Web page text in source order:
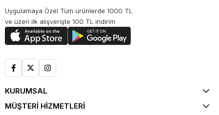
Uygulamaya Özel Tüm ürünlerde 1000 TL
ve üzeri ilk alışverişte 100 TL indirim
KURUMSAL
MÜŞTERİ HİZMETLERİ